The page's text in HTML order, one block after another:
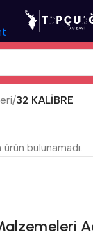
/32 KALİBRE
bulunamadı.